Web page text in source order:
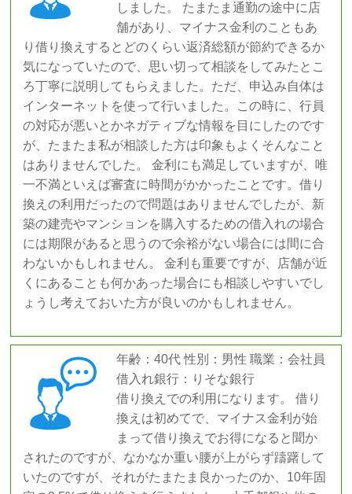
しました。 たまたま通勤の途中に店
舗があり、マイナス金利のこともあ
り借り換えするとどのくらい返済総額が節約できるか
気になっていたので、思い切って相談をしてみたとこ
ろ丁寧に説明してもらえました。ただ、申込み自体は
インターネットを使って行いました。この時に、行員
の対応が悪いとかネガティブな情報を目にしたのです
が、たまたま私が相談した方は印象もよくそんなこと
はありませんでした。 金利にも満足していますが、唯
一不満といえば審査に時間がかかったことです。借り
換えの利用だったので問題はありませんでしたが、新
築の建売やマンションを購入するための借入れの場合
には期限があると思うので余裕がない場合には間に合
わないかもしれません。 金利も重要ですが、店舗が近
くにあることも何かあった場合にも相談しやすいでし
ょうし考えておいた方が良いのかもしれません。
年齢：40代 性別：男性 職業：会社員
借入れ銀行：りそな銀行
借り換えでの利用になります。 借り
換えは初めてで、マイナス金利が始
まって借り換えでお得になると聞か
されたのですが、なかなか重い腰が上がらず躊躇して
いたのですが、それがたまたま良かったのか、10年固